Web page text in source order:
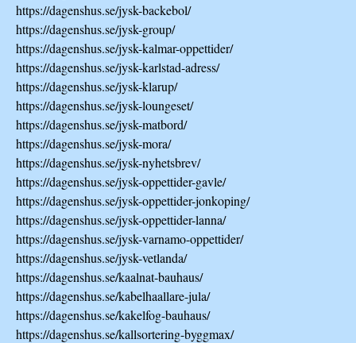
https://dagenshus.se/jysk-backebol/
https://dagenshus.se/jysk-group/
https://dagenshus.se/jysk-kalmar-oppettider/
https://dagenshus.se/jysk-karlstad-adress/
https://dagenshus.se/jysk-klarup/
https://dagenshus.se/jysk-loungeset/
https://dagenshus.se/jysk-matbord/
https://dagenshus.se/jysk-mora/
https://dagenshus.se/jysk-nyhetsbrev/
https://dagenshus.se/jysk-oppettider-gavle/
https://dagenshus.se/jysk-oppettider-jonkoping/
https://dagenshus.se/jysk-oppettider-lanna/
https://dagenshus.se/jysk-varnamo-oppettider/
https://dagenshus.se/jysk-vetlanda/
https://dagenshus.se/kaalnat-bauhaus/
https://dagenshus.se/kabelhaallare-jula/
https://dagenshus.se/kakelfog-bauhaus/
https://dagenshus.se/kallsortering-byggmax/